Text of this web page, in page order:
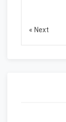
Next »